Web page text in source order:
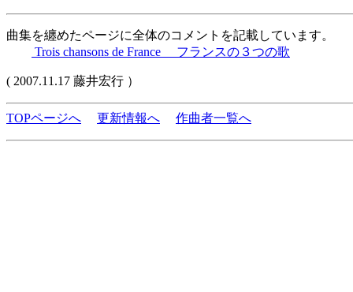
曲集を纏めたページに全体のコメントを記載しています。
Trois chansons de France フランスの３つの歌
( 2007.11.17 藤井宏行 ）
TOPページへ 更新情報へ 作曲者一覧へ